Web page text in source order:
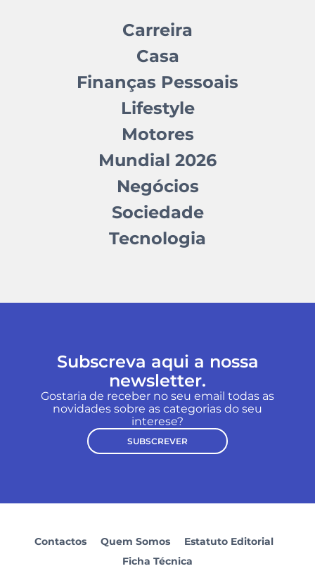
Carreira
Casa
Finanças Pessoais
Lifestyle
Motores
Mundial 2026
Negócios
Sociedade
Tecnologia
Subscreva aqui a nossa
newsletter.
Gostaria de receber no seu email todas as
novidades sobre as categorias do seu
interese?
SUBSCREVER
Contactos Quem Somos
Estatuto Editorial
Ficha Técnica